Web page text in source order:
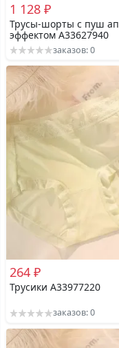
1 128 ₽
Трусы-шорты с пуш ап
эффектом A33627940
заказов: 0
264 ₽
Трусики A33977220
заказов: 0